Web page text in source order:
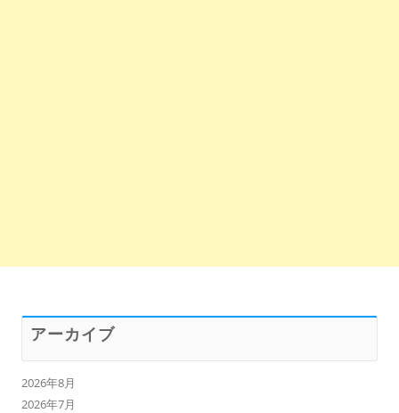
アーカイブ
2026年8月
2026年7月